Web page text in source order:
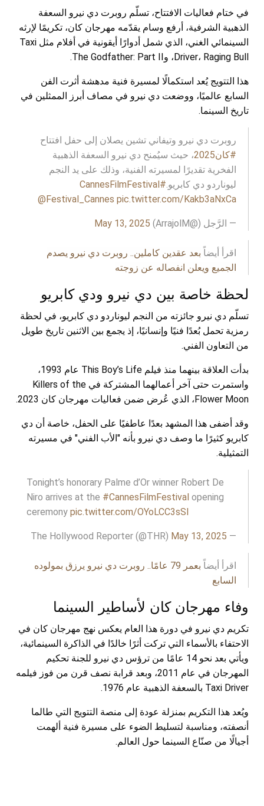
في ختام فعاليات الافتتاح، تسلّم روبرت دي نيرو السعفة
الذهبية الشرفية، أرفع وسام يقدّمه مهرجان كان، تكريمًا لإرثه
السينمائي الغني، الذي شمل أدوارًا أيقونية في أفلام مثل Taxi
Driver، Raging Bull، وThe Godfather: Part II.
هذا التتويج يُعد استكمالًا لمسيرة فنية مدهشة أثرت الفن
السابع عالميًا، ووضعت دي نيرو في مصاف أبرز الممثلين في
تاريخ السينما.
روبرت دي نيرو وتيفاني تشين يصلان إلى حفل افتتاح
#كان2025
، حيث سيُمنح دي نيرو السعفة الذهبية
الفخرية تقديرًا لمسيرته الفنية، وذلك على يد النجم
ليوناردو دي كابريو.#CannesFilmFestival
@Festival_Cannes pic.twitter.com/Kakb3aNxCa
— الرَّجل (@ArrajolM) May 13, 2025
اقرأ أيضاً بعد عقدين كاملين.. روبرت دي نيرو يصدم
الجميع ويعلن انفصاله عن زوجته
لحظة خاصة بين دي نيرو ودي كابريو
تسلّم دي نيرو جائزته من النجم ليوناردو دي كابريو، في لحظة
رمزية تحمل بُعدًا فنيًا وإنسانيًا، إذ يجمع بين الاثنين تاريخ طويل
من التعاون الفني.
بدأت العلاقة بينهما منذ فيلم This Boy’s Life عام 1993،
واستمرت حتى آخر أعمالهما المشتركة في Killers of the
Flower Moon، الذي عُرض ضمن فعاليات مهرجان كان 2023.
وقد أضفى هذا المشهد بعدًا عاطفيًا على الحفل، خاصة أن دي
كابريو كثيرًا ما وصف دي نيرو بأنه "الأب الفني" في مسيرته
التمثيلية.
Tonight’s honorary Palme d’Or winner Robert De
Niro arrives at the #CannesFilmFestival opening
ceremony pic.twitter.com/OYoLCC3sSl
— The Hollywood Reporter (@THR)
May 13, 2025
اقرأ أيضاً
بعمر 79 عامًا.. روبرت دي نيرو يرزق بمولوده
السابع
وفاء مهرجان كان لأساطير السينما
تكريم دي نيرو في دورة هذا العام يعكس نهج مهرجان كان في
الاحتفاء بالأسماء التي تركت أثرًا خالدًا في الذاكرة السينمائية،
ويأتي بعد نحو 14 عامًا من ترؤس دي نيرو للجنة تحكيم
المهرجان في عام 2011، وبعد قرابة نصف قرن من فوز فيلمه
Taxi Driver بالسعفة الذهبية عام 1976.
ويُعد هذا التكريم بمنزلة عودة إلى منصة التتويج التي طالما
أنصفته، ومناسبة لتسليط الضوء على مسيرة فنية ألهمت
أجيالًا من صنّاع السينما حول العالم.